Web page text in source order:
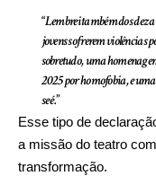
“Lembrei também dos dez
jovens sofrerem violências
sobretudo, uma
2025 por homofobia, e uma
se é.”
Esse tipo de
a missão do teatro
transformação.